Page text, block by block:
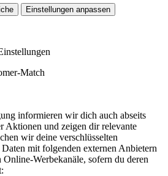
Einstellungen anpassen
Match
informieren wir dich auch abseits
Aktionen und zeigen dir relevante
wir deine verschlüsselten
Daten mit folgenden externen Anbietern
Online-Werbekanäle, sofern du deren